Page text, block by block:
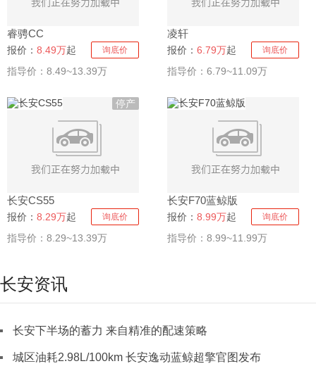
睿骋CC
报价： 8.49万起 询底价
指导价：8.49~13.39万
凌轩
报价： 6.79万起 询底价
指导价：6.79~11.09万
长安CS55
报价： 8.29万起 询底价
指导价：8.29~13.39万
停产
长安F70蓝鲸版
报价： 8.99万起 询底价
指导价：8.99~11.99万
长安资讯
长安下半场的蓄力 来自精准的配速策略
城区油耗2.98L/100km 长安逸动蓝鲸超擎官图发布